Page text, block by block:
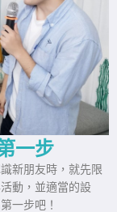
一步
新朋友時，就先限
動，並適當的設
一步吧！